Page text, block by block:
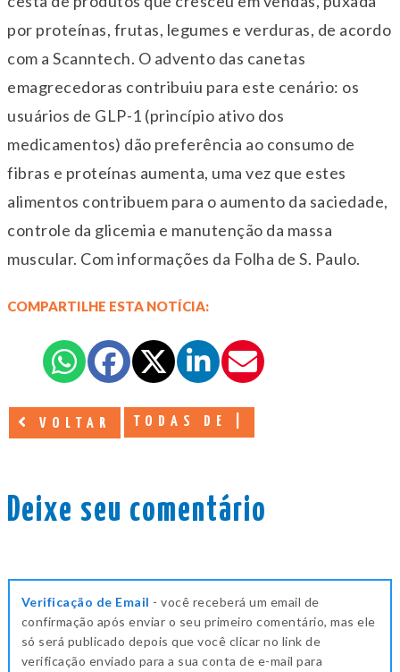
por proteínas, frutas, legumes e verduras, de acordo
com a Scanntech. O advento das canetas
emagrecedoras contribuiu para este cenário: os
usuários de GLP-1 (princípio ativo dos
medicamentos) dão preferência ao consumo de
fibras e proteínas aumenta, uma vez que estes
alimentos contribuem para o aumento da saciedade,
controle da glicemia e manutenção da massa
muscular. Com informações da Folha de S. Paulo.
COMPARTILHE ESTA NOTÍCIA:
VOLTAR TODAS DE |
Deixe seu comentário
Verificação de Email - você receberá um email de
confirmação após enviar o seu primeiro comentário, mas ele
só será publicado depois que você clicar no link de
verificação enviado para a sua conta de e-mail para